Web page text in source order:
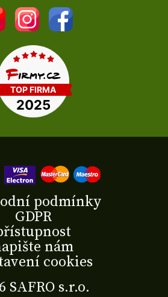
SAFRO s.r.o.
podmínky
GDPR
nám
cookies